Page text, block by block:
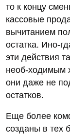
то к концу
кассовые
вычитанием
остатка. Ино-
эти действия
необ-ходимым
они даже не
остатков.
Еще более
созданы в тех